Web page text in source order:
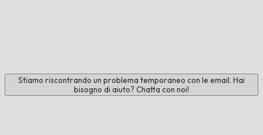
Stiamo riscontrando un problema temporaneo con le email. Hai
bisogno di aiuto? Chatta con noi!